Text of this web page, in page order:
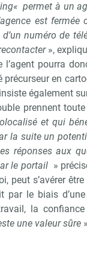
permet à un
est fermée
numéro de
»,
pourra
précurseur en
également
prennent
et qui
la suite un
réponses aux
le portail »
peut s’avérer
par le biais
la
une valeur sûre